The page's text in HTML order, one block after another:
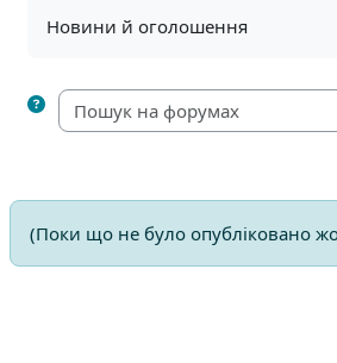
Новини й оголошення
(Поки що не було опубліковано